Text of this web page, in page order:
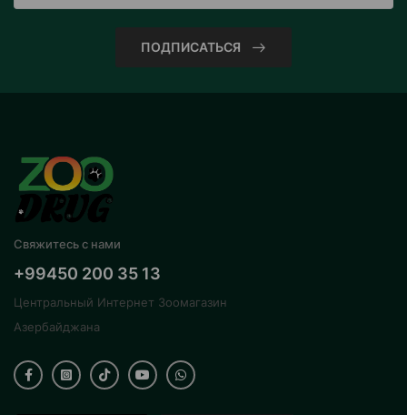
ПОДПИСАТЬСЯ
Свяжитесь с нами
+99450 200 35 13
Центральный Интернет Зоомагазин
Азербайджана